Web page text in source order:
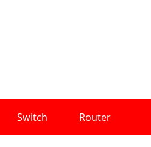
Switch Router